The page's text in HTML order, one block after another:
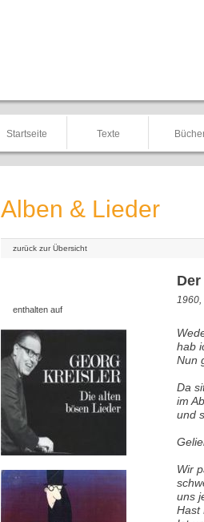
Startseite Texte
Alben & Lieder
zurück zur Übersicht
enthalten auf
1960,
hab
Nun
Da
im
und
Wir
uns
Hast